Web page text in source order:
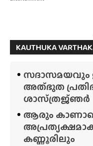
KAUTHUKA
സദാസമയവും
അത്‌ഭുത
ശാസ്‌ത്രജ്‌ഞർ
ആരും
കണ്ണൂരിലും